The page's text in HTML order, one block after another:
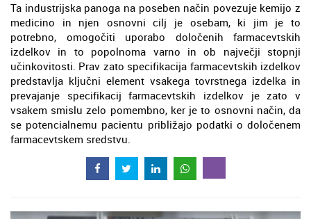
Ta industrijska panoga na poseben način povezuje kemijo z
medicino in njen osnovni cilj je osebam, ki jim je to
potrebno, omogočiti uporabo določenih farmacevtskih
izdelkov in to popolnoma varno in ob največji stopnji
učinkovitosti. Prav zato specifikacija farmacevtskih izdelkov
predstavlja ključni element vsakega tovrstnega izdelka in
prevajanje specifikacij farmacevtskih izdelkov je zato v
vsakem smislu zelo pomembno, ker je to osnovni način, da
se potencialnemu pacientu približajo podatki o določenem
farmacevtskem sredstvu.